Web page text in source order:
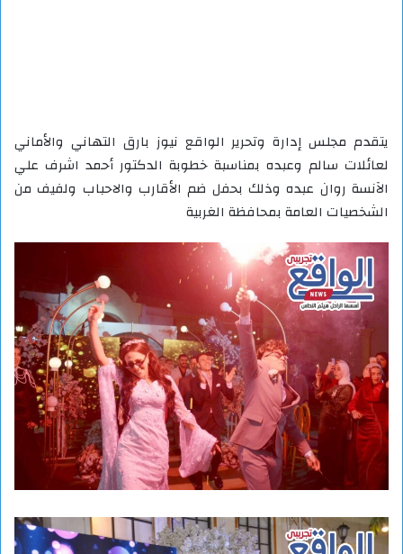
يتقدم مجلس إدارة وتحرير الواقع نيوز بارق التهاني والأماني
لعائلات سالم وعبده بمناسبة خطوبة الدكتور أحمد اشرف علي
الآنسة روان عبده وذلك بحفل ضم الأقارب والاحباب ولفيف من
الشخصيات العامة بمحافظة الغربية